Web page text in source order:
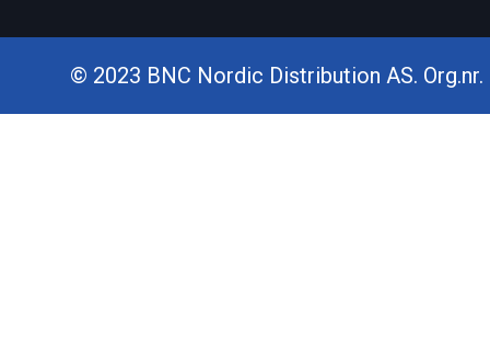
© 2023 BNC Nordic Distribution AS.